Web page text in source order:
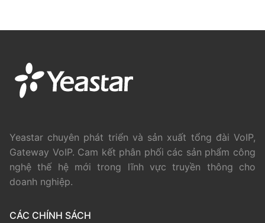
Yeastar chuyên phát triển và sản xuất tổng đài VoIP,
Gateway VoIP. Cam kết phân phối các sản phẩm công
nghệ thế hệ mới trong lĩnh vực truyền thông cho
doanh nghiệp.
CÁC CHÍNH SÁCH